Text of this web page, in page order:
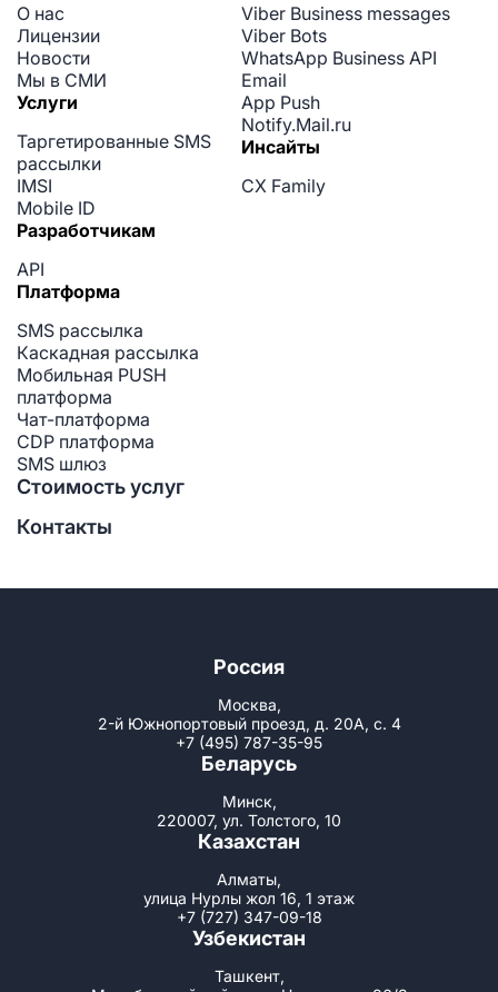
О нас
Лицензии
Новости
Мы в СМИ
Услуги
Таргетированные SMS
рассылки
IMSI
Mobile ID
Разработчикам
API
Viber Business messages
Viber Bots
WhatsApp Business API
Email
App Push
Notify.Mail.ru
Инсайты
CX Family
Платформа
SMS рассылка
Каскадная рассылка
Мобильная PUSH
платформа
Чат-платформа
CDP платформа
SMS шлюз
Стоимость услуг
Контакты
Россия
Москва,
2-й Южнопортовый проезд, д. 20А, с. 4
+7 (495) 787-35-95
Беларусь
Минск,
220007, ул. Толстого, 10
Казахстан
Алматы,
улица Нурлы жол 16, 1 этаж
+7 (727) 347-09-18
Узбекистан
Ташкент,